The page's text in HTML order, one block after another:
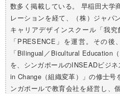
数多く掲載している。 早稲田大学
レーションを経て、（株）ジャパ
キャリアデザインスクール「我
「PRESENCE」を運営。その
「Bilingual／Bicultural Education
を、シンガポールのINSEADビジ
in Change（組織変革）」の修士
ンガポールで教育会社を経営し、